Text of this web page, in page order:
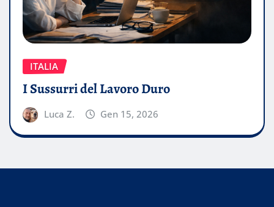
ITALIA
I Sussurri del Lavoro Duro
Luca Z. Gen 15, 2026